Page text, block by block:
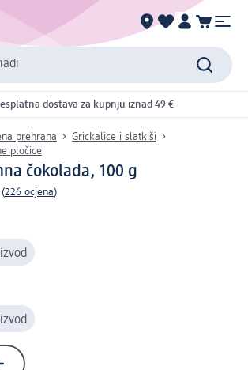
dostava za kupnju iznad 49 €
prehrana
Grickalice i slatkiši
pločice
čokolada, 100 g
(226 ocjena)